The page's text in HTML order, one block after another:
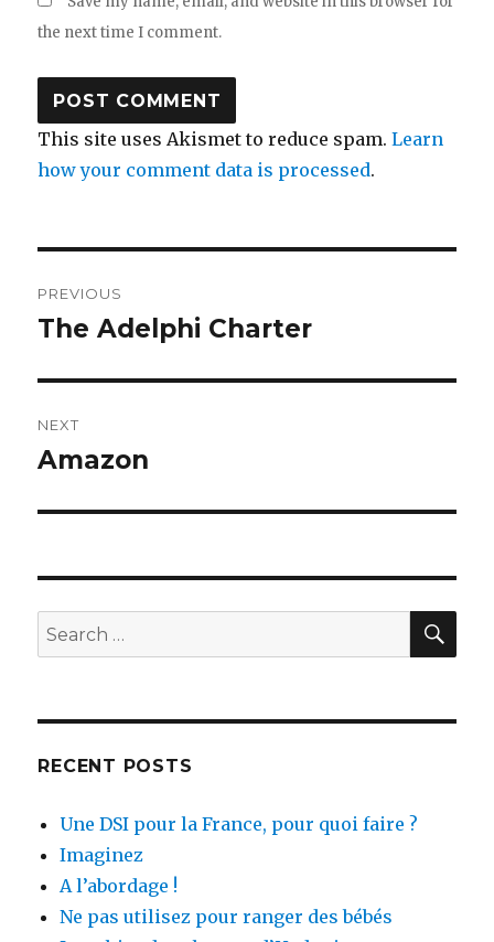
the next time I comment.
This site uses Akismet to reduce spam.Learn
how your comment data is processed.
navigation
PREVIOUS
Previous
The Adelphi Charter
NEXT
Next
Amazon
Search
for:
RECENT POSTS
Une DSI pour la France, pour quoi faire ?
Imaginez
A l’abordage !
Ne pas utilisez pour ranger des bébés